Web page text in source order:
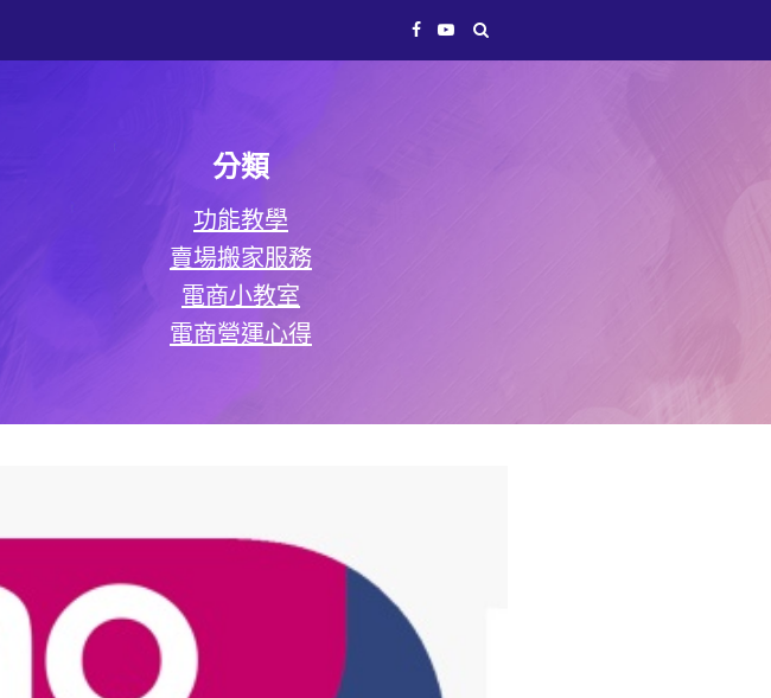
分類
功能教學
賣場搬家服務
電商小教室
電商營運心得